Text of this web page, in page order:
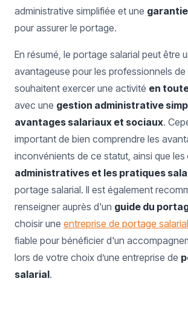
administrative simplifiée et une
pour assurer le portage.
En résumé, le portage salarial peut être
avantageuse pour les professionnels de
souhaitent exercer une activité en
avec une gestion administrative
avantages salariaux et sociaux.
important de bien comprendre les
inconvénients de ce statut, ainsi que les
administratives et les pratiques
portage salarial. Il est également
renseigner auprès d'un guide du
choisir une entreprise de portage salarial
fiable pour bénéficier d'un
lors de votre choix d’une entreprise de
salarial.